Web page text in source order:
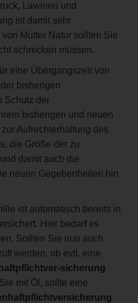
Lawinen und
ist damit sehr
Mutter Natur sollten Sie
schrecken müssen.
eine Übergangszeit von
bisherigen
Schutz der
bisherigen und neuen
Aufrechterhaltung des
die Größe der zu
damit auch die
neuen Gegebenheiten hin
ist automatisch bereits in
Hier bedarf es
Sollten Sie nun auch
werden, ob evtl. eine
sicherung
mit Öl, sollte eine